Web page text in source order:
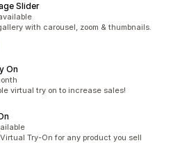
Slider
166
with carousel, zoom & thumbnails.
On
58
virtual try on to increase sales!
13
Try-On for any product you sell